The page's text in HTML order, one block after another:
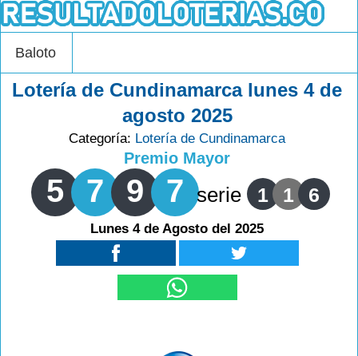
Baloto
Lotería de Cundinamarca lunes 4 de
agosto 2025
Categoría: Lotería de Cundinamarca
Premio Mayor
5 7 9 7 serie 1 1 6
Lunes 4 de Agosto del 2025